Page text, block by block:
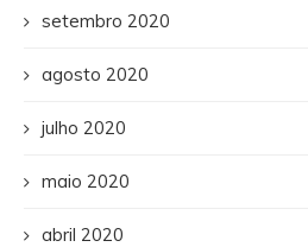
setembro 2020
agosto 2020
julho 2020
maio 2020
abril 2020